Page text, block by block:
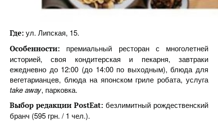
Где: ул. Липская, 15.
Особенности: премиальный ресторан с многолетней
историей, своя кондитерская и пекарня, завтраки
ежедневно до 12:00 (до 14:00 по выходным), блюда для
вегетарианцев, блюда на японском гриле робата, услуга
takeaway, парковка.
Выбор редакции PostEat: безлимитный рождественский
бранч (595 грн. / 1 чел.).